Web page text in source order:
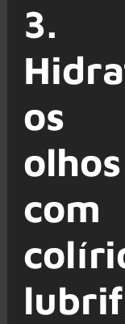
3.
os
olhos
com